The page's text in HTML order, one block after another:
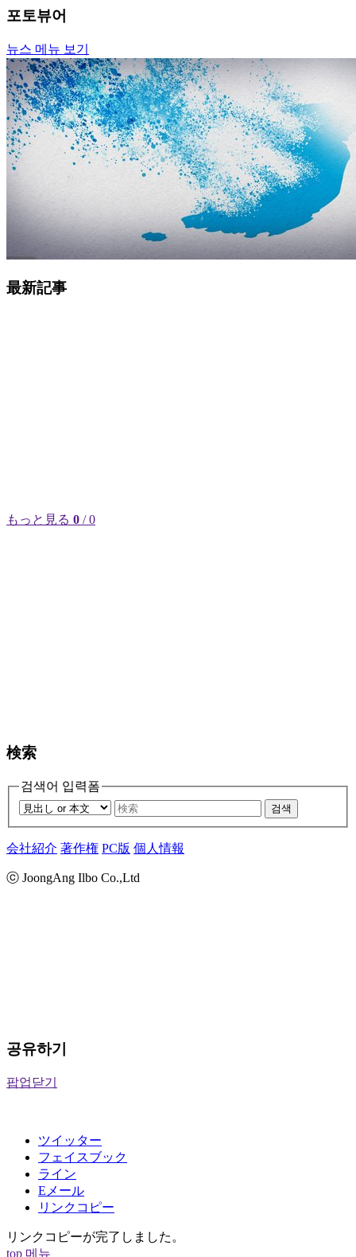
포토뷰어
뉴스 메뉴 보기
最新記事
もっと見る 0 / 0
検索
검색어 입력폼
검색
会社紹介 著作権 PC版 個人情報
ⓒ JoongAng Ilbo Co.,Ltd
공유하기
팝업닫기
ツイッター
フェイスブック
ライン
Eメール
リンクコピー
リンクコピーが完了しました。
top 메뉴